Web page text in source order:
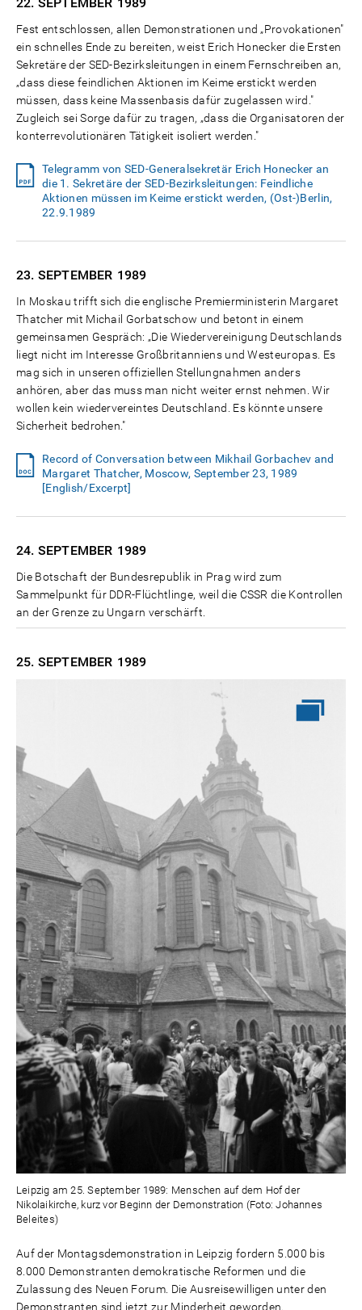
Fest entschlossen, allen Demonstrationen und „Provokationen"
ein schnelles Ende zu bereiten, weist Erich Honecker die Ersten
Sekretäre der SED-Bezirksleitungen in einem Fernschreiben an,
„dass diese feindlichen Aktionen im Keime erstickt werden
müssen, dass keine Massenbasis dafür zugelassen wird."
Zugleich sei Sorge dafür zu tragen, „dass die Organisatoren der
konterrevolutionären Tätigkeit isoliert werden."
Telegramm von SED-Generalsekretär Erich Honecker an
die 1. Sekretäre der SED-Bezirksleitungen: Feindliche
Aktionen müssen im Keime erstickt werden, (Ost-)Berlin,
22.9.1989
23. SEPTEMBER 1989
In Moskau trifft sich die englische Premierministerin Margaret
Thatcher mit Michail Gorbatschow und betont in einem
gemeinsamen Gespräch: „Die Wiedervereinigung Deutschlands
liegt nicht im Interesse Großbritanniens und Westeuropas. Es
mag sich in unseren offiziellen Stellungnahmen anders
anhören, aber das muss man nicht weiter ernst nehmen. Wir
wollen kein wiedervereintes Deutschland. Es könnte unsere
Sicherheit bedrohen."
Record of Conversation between Mikhail Gorbachev and
Margaret Thatcher, Moscow, September 23, 1989
[English/Excerpt]
24. SEPTEMBER 1989
Die Botschaft der Bundesrepublik in Prag wird zum
Sammelpunkt für DDR-Flüchtlinge, weil die CSSR die Kontrollen
an der Grenze zu Ungarn verschärft.
25. SEPTEMBER 1989
Leipzig am 25. September 1989: Menschen auf dem Hof der
Nikolaikirche, kurz vor Beginn der Demonstration (Foto: Johannes
Beleites)
Auf der Montagsdemonstration in Leipzig fordern 5.000 bis
8.000 Demonstranten demokratische Reformen und die
Zulassung des Neuen Forum. Die Ausreisewilligen unter den
Demonstranten sind jetzt zur Minderheit geworden.